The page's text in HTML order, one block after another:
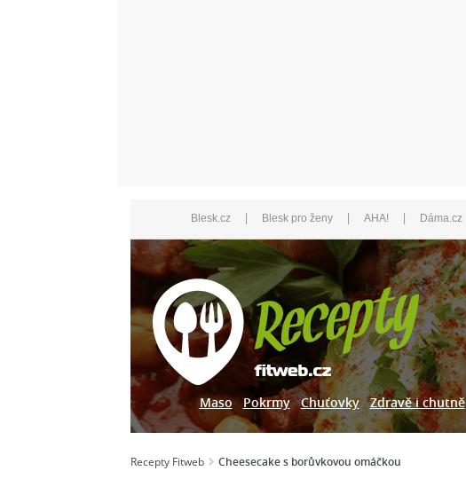
Blesk.cz | Blesk pro ženy | AHA! | Dáma.cz
Maso Pokrmy Chuťovky Zdravě i chutně
Recepty Fitweb Cheesecake s borůvkovou omáčkou